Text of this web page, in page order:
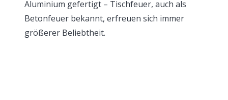
Aluminium gefertigt – Tischfeuer, auch als
Betonfeuer bekannt, erfreuen sich immer
größerer Beliebtheit.